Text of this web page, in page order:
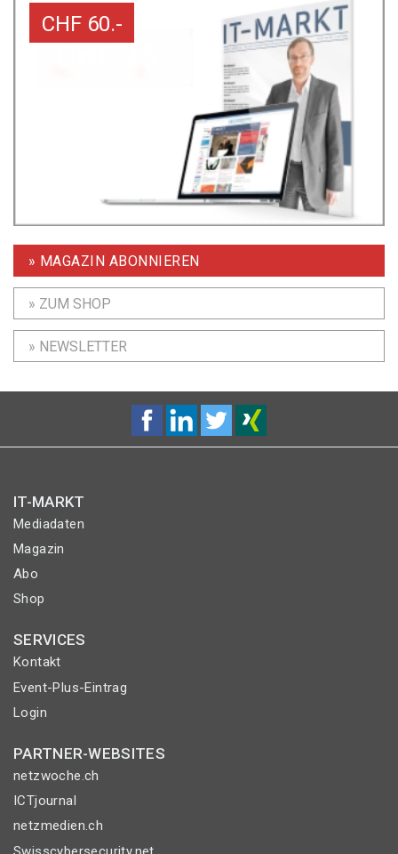
CHF 60.-
» MAGAZIN ABONNIEREN
» ZUM SHOP
» NEWSLETTER
IT-MARKT
Mediadaten
Magazin
Abo
Shop
SERVICES
Kontakt
Event-Plus-Eintrag
Login
PARTNER-WEBSITES
netzwoche.ch
ICTjournal
netzmedien.ch